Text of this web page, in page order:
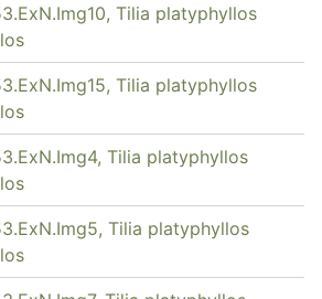
Tilia platyphyllos
Tilia platyphyllos
Tilia platyphyllos
Tilia platyphyllos